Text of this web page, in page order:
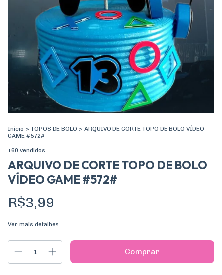
Início > TOPOS DE BOLO > ARQUIVO DE CORTE TOPO DE BOLO VÍDEO
GAME #572#
+60 vendidos
ARQUIVO DE CORTE TOPO DE BOLO
VÍDEO GAME #572#
R$3,99
Ver mais detalhes